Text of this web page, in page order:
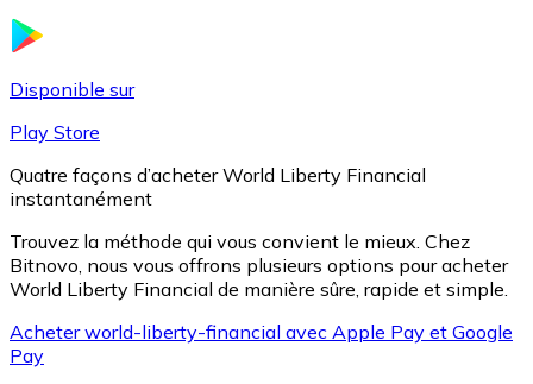
Disponible sur
Play Store
Quatre façons d’acheter World Liberty Financial
instantanément
Trouvez la méthode qui vous convient le mieux. Chez
Bitnovo, nous vous offrons plusieurs options pour acheter
World Liberty Financial de manière sûre, rapide et simple.
Acheter world-liberty-financial avec Apple Pay et Google
Pay